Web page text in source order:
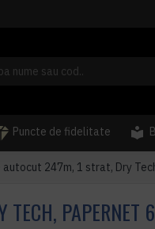
Puncte de fidelitate
autocut 247m, 1 strat, Dry
TECH, PAPERNET